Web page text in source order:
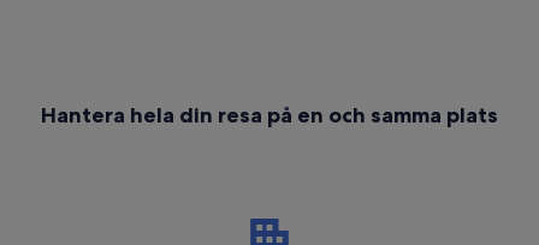
Hantera hela din resa på en och samma plats